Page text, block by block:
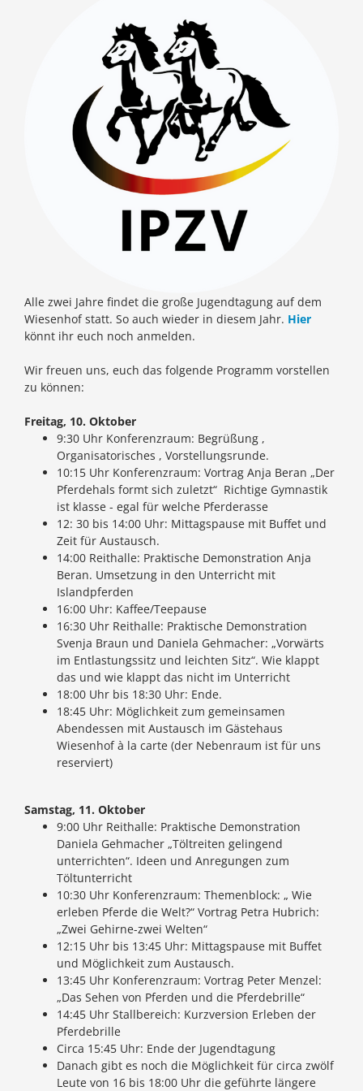
Alle zwei Jahre findet die große Jugendtagung auf dem
Wiesenhof statt. So auch wieder in diesem Jahr. Hier
könnt ihr euch noch anmelden.
Wir freuen uns, euch das folgende Programm vorstellen
zu können:
Freitag, 10. Oktober
9:30 Uhr Konferenzraum: Begrüßung ,
Organisatorisches , Vorstellungsrunde.
10:15 Uhr Konferenzraum: Vortrag Anja Beran „Der
Pferdehals formt sich zuletzt“ Richtige Gymnastik
ist klasse - egal für welche Pferderasse
12: 30 bis 14:00 Uhr: Mittagspause mit Buffet und
Zeit für Austausch.
14:00 Reithalle: Praktische Demonstration Anja
Beran. Umsetzung in den Unterricht mit
Islandpferden
16:00 Uhr: Kaffee/Teepause
16:30 Uhr Reithalle: Praktische Demonstration
Svenja Braun und Daniela Gehmacher: „Vorwärts
im Entlastungssitz und leichten Sitz“. Wie klappt
das und wie klappt das nicht im Unterricht
18:00 Uhr bis 18:30 Uhr: Ende.
18:45 Uhr: Möglichkeit zum gemeinsamen
Abendessen mit Austausch im Gästehaus
Wiesenhof à la carte (der Nebenraum ist für uns
reserviert)
Samstag, 11. Oktober
9:00 Uhr Reithalle: Praktische Demonstration
Daniela Gehmacher „Töltreiten gelingend
unterrichten“. Ideen und Anregungen zum
Töltunterricht
10:30 Uhr Konferenzraum: Themenblock: „ Wie
erleben Pferde die Welt?“ Vortrag Petra Hubrich:
„Zwei Gehirne-zwei Welten“
12:15 Uhr bis 13:45 Uhr: Mittagspause mit Buffet
und Möglichkeit zum Austausch.
13:45 Uhr Konferenzraum: Vortrag Peter Menzel:
„Das Sehen von Pferden und die Pferdebrille“
14:45 Uhr Stallbereich: Kurzversion Erleben der
Pferdebrille
Circa 15:45 Uhr: Ende der Jugendtagung
Danach gibt es noch die Möglichkeit für circa zwölf
Leute von 16 bis 18:00 Uhr die geführte längere